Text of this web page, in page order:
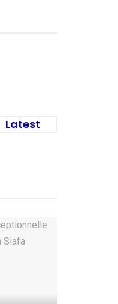
Latest